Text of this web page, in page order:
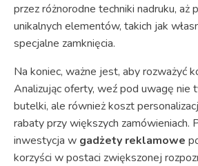
przez różnorodne techniki nadruku, aż
unikalnych elementów, takich jak
specjalne zamknięcia.
Na koniec, ważne jest, aby rozważyć
Analizując oferty, weź pod uwagę nie
butelki, ale również koszt
rabaty przy większych zamówieniach.
inwestycja w gadżety reklamowe
korzyści w postaci zwiększonej